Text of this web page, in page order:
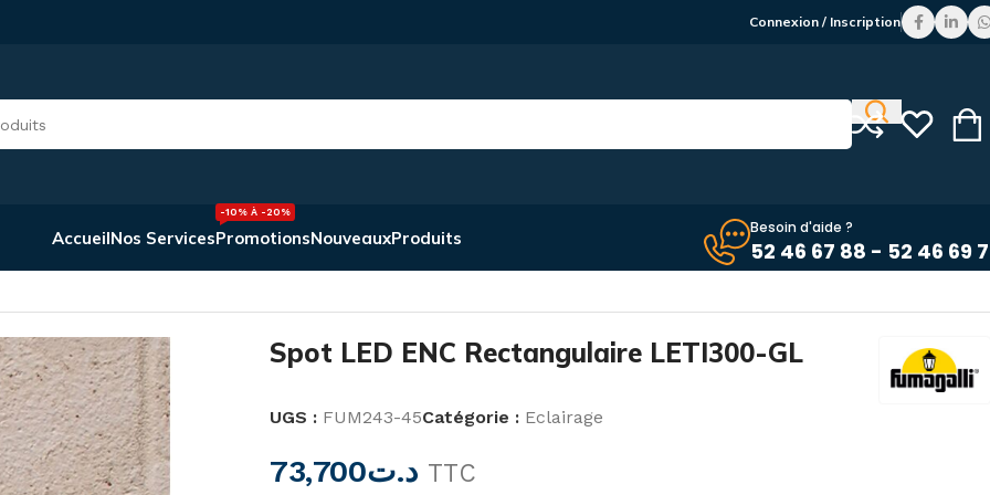
Connexion / Inscription
AccueilNos ServicesPromotions
-10% À -20%
NouveauxProduits Besoin d'aide ?
52 46 67 88 - 52 46 69
Spot LED ENC Rectangulaire LETI300-GL
UGS : FUM243-45Catégorie : Eclairage
د.ت73,700 TTC